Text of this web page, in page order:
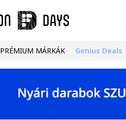
PRÉMIUM MÁRKÁK Genius Deals